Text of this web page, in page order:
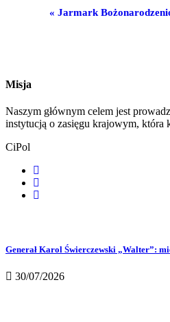
« Jarmark
Misja
Naszym głównym celem jest
instytucją o zasięgu krajowym, która
CiPol
Generał Karol Świerczewski „Walter”:
30/07/2026